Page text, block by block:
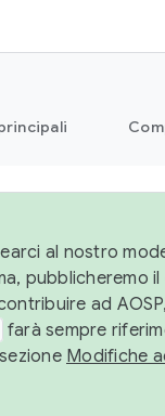
al nostro
pubblicheremo
ad
farà sempre
Modifiche